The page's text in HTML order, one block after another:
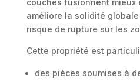
couches fusionnent mieux
améliore la solidité
risque de rupture sur les
Cette propriété est
des pièces soumises à